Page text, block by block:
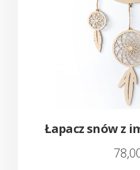
Łapacz snów z